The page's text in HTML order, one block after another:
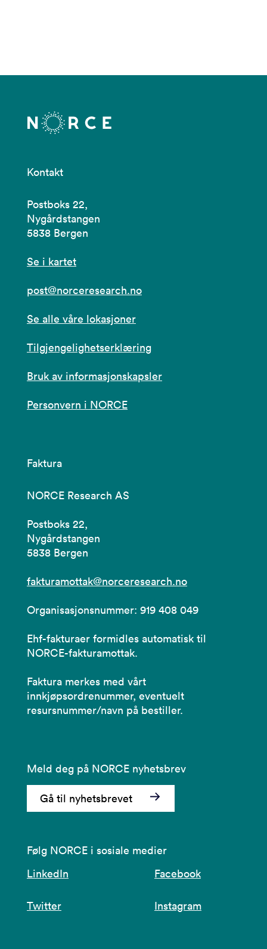
Kontakt
Postboks 22,
Nygårdstangen
5838 Bergen
Se i kartet
post@norceresearch.no
Se alle våre lokasjoner
Tilgjengelighetserklæring
Bruk av informasjonskapsler
Personvern i NORCE
Faktura
NORCE Research AS
Postboks 22,
Nygårdstangen
5838 Bergen
fakturamottak@norceresearch.no
Organisasjonsnummer: 919 408 049
Ehf-fakturaer formidles automatisk til
NORCE-fakturamottak.
Faktura merkes med vårt
innkjøpsordrenummer, eventuelt
resursnummer/navn på bestiller.
Meld deg på NORCE nyhetsbrev
Gå til nyhetsbrevet
Følg NORCE i sosiale medier
LinkedIn
Facebook
Twitter Instagram